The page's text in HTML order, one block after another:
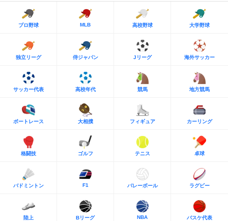
プロ野球 MLB 高校野球 大学野球
独立リーグ 侍ジャパン Jリーグ 海外サッカー
サッカー代表 高校年代 競馬 地方競馬
ボートレース 大相撲 フィギュア カーリング
格闘技 ゴルフ テニス 卓球
バドミントン F1 バレーボール ラグビー
陸上 Bリーグ NBA バスケ代表